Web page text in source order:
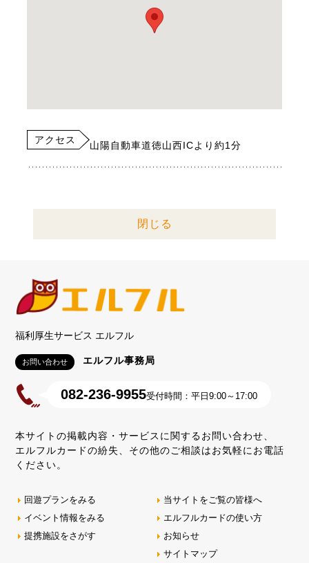
アクセス 山陽自動車道徳山西ICより約1分
閉じる
福利厚生サービス エルフル
お問い合わせ エルフル事務局
082-236-9955受付時間：平日9:00～17:00
本サイトの掲載内容・サービスに関するお問い合わせ、
エルフルカードの紛失、その他のご相談はお気軽にお電話
ください。
回遊プランをみる
イベント情報をみる
提携施設をさがす
当サイトをご覧の皆様へ
エルフルカードの使い方
お知らせ
サイトマップ